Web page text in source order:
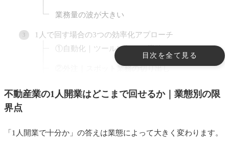
目次を全て見る
業務量の波が大きい
1人で回す場合の3つの効率化アプローチ
①自動化｜ツールに任せる業務
②外注｜スポット業務の切り出し
③テンプレ化｜定型業務の手順化
①成約数が安定的に閾値を超えたとき
不動産業の1人開業はどこまで回せるか｜業態別の限
界点
「1人開業で十分か」の答えは業態によって大きく変わります。